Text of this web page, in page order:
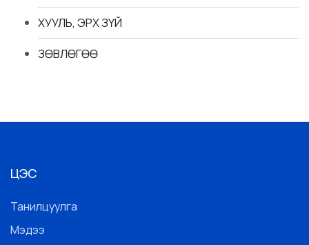
ХУУЛЬ, ЭРХ ЗҮЙ
ЗӨВЛӨГӨӨ
ЦЭС
Танилцуулга
Мэдээ